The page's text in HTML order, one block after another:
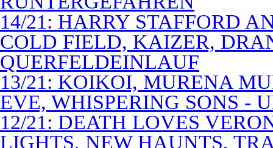
14/21: HARRY STAFFORD
COLD FIELD, KAIZER,
QUERFELDEINLAUF
13/21: KOIKOI, MURENA
EVE, WHISPERING SONS -
12/21: DEATH LOVES
LIGHTS, NEW HAUNTS,